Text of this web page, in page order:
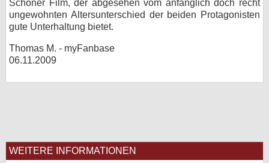
Schöner Film, der abgesehen vom anfänglich doch recht
ungewohnten Altersunterschied der beiden Protagonisten
gute Unterhaltung bietet.
Thomas M. - myFanbase
06.11.2009
WEITERE INFORMATIONEN